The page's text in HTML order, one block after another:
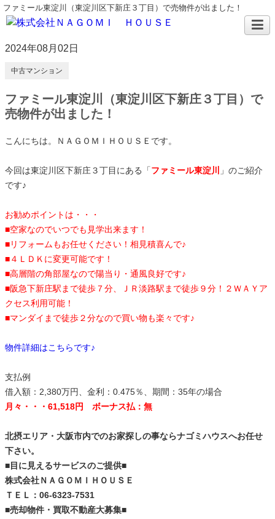
ファミール東淀川（東淀川区下新庄３丁目）で売物件が出ました！
2024年08月02日
中古マンション
ファミール東淀川（東淀川区下新庄３丁目）で
売物件が出ました！
こんにちは。ＮＡＧＯＭＩＨＯＵＳＥです。
今回は東淀川区下新庄３丁目にある「ファミール東淀川 」のご紹介
です♪
お勧めポイントは・・・
■空家なのでいつでも見学出来ます！
■リフォームもお任せください！相見積喜んで♪
■４ＬＤＫに変更可能です！
■高層階の角部屋なので陽当り・通風良好です♪
■阪急下新庄駅まで徒歩７分、ＪＲ淡路駅まで徒歩９分！２ＷＡＹア
クセス利用可能！
■マンダイまで徒歩２分なので買い物も楽々です♪
物件詳細はこちらです♪
支払例
借入額：2,380万円、金利：0.475％、期間：35年の場合
月々・・・61,518円 ボーナス払：無
北摂エリア・大阪市内でのお家探しの事ならナゴミハウスへお任せ
下さい。
■目に見えるサービスのご提供■
株式会社ＮＡＧＯＭＩＨＯＵＳＥ
ＴＥＬ：06-6323-7531
■売却物件・買取不動産大募集■